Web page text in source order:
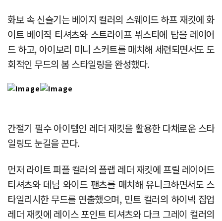
화보 속 신슬기는 베이지 컬러의 스웨이드 하프 재킷에 화
이트 베이직 티셔츠와 스트라이프 뷔스티에 탑을 레이어
드 하고, 아이보리 미니 스커트를 매치해 세련되면서도 도
회적인 무드의 봄 스타일링을 완성했다.
간절기 필수 아이템인 레더 재킷을 활용한 다채로운 스타
일링도 눈길을 끈다.
먼저 라이트 퍼플 컬러의 플랩 레더 재킷에 프릴 레이어드
티셔츠와 데님 와이드 팬츠를 매치해 유니크하면서도 스
타일리시한 무드를 연출했으며, 민트 컬러의 하이넥 집업
레더 재킷에 레이스 포인트 티셔츠와 다크 그레이 컬러의